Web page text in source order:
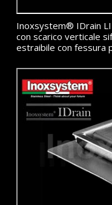
Inoxsystem® IDrain
con scarico verticale
estraibile con fessura